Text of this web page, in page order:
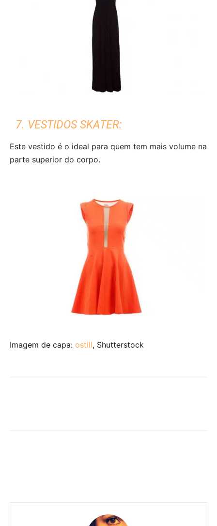
7. VESTIDOS SKATER:
Este vestido é o ideal para quem tem mais volume na
parte superior do corpo.
Imagem de capa: ostill, Shutterstock